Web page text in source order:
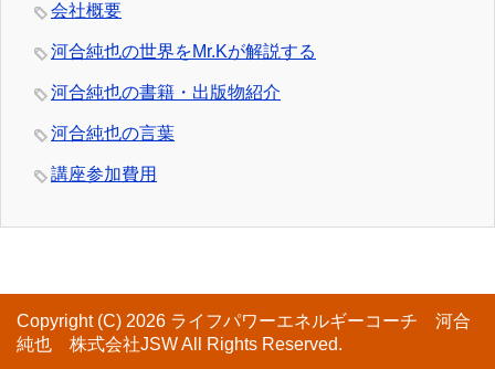
会社概要
河合純也の世界をMr.Kが解説する
河合純也の書籍・出版物紹介
河合純也の言葉
講座参加費用
Copyright (C) 2026 ライフパワーエネルギーコーチ 河合
純也 株式会社JSWAll Rights Reserved.